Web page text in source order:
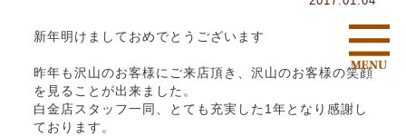
新年明けましておめでとうございます
昨年も沢山のお客様にご来店頂き、沢山のお客様の笑顔
を見ることが出来ました。
白金店スタッフ一同、とても充実した1年となり感謝し
ております。